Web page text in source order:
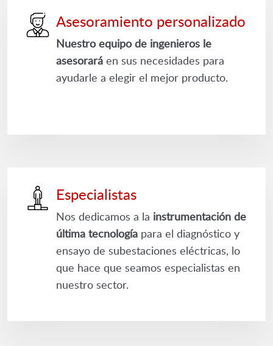
Asesoramiento personalizado
Nuestro equipo de ingenieros le
asesorará en sus necesidades para
ayudarle a elegir el mejor producto.
Especialistas
Nos dedicamos a la instrumentación de
última tecnología para el diagnóstico y
ensayo de subestaciones eléctricas, lo
que hace que seamos especialistas en
nuestro sector.